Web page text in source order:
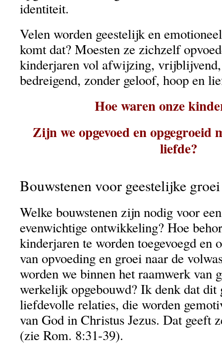
identiteit.
Velen worden geestelijk en
komt dat? Moesten ze zichzelf
kinderjaren vol afwijzing,
bedreigend, zonder geloof, hoop en
Hoe waren onze
Zijn we opgevoed en opgegroeid
liefde?
Bouwstenen voor geestelijke groei
Welke bouwstenen zijn nodig voor
evenwichtige ontwikkeling? Hoe
kinderjaren te worden toegevoegd en
van opvoeding en groei naar de
worden we binnen het raamwerk van
werkelijk opgebouwd? Ik denk dat dit
liefdevolle relaties, die worden
van God in Christus Jezus. Dat geeft
(zie Rom. 8:31-39).